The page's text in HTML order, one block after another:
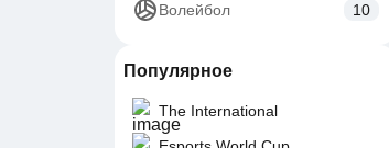
Волейбол 10
Популярное
The International